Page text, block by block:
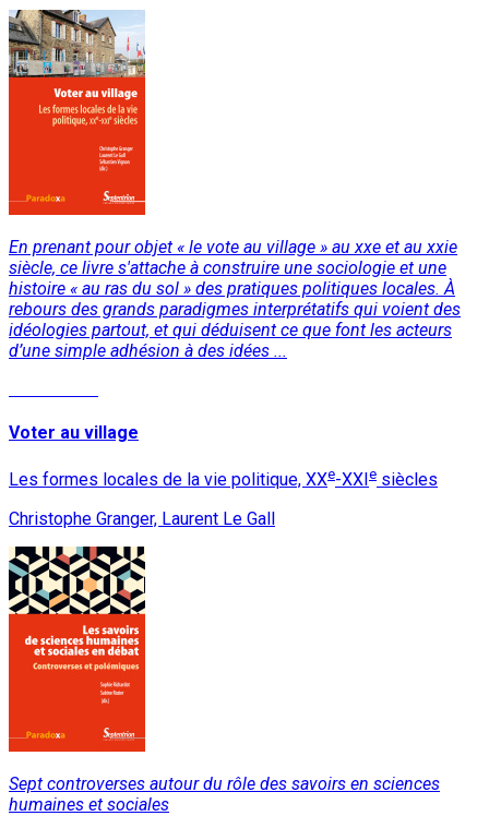
En prenant pour objet « le vote au village » au xxe et au xxie
siècle, ce livre s'attache à construire une sociologie et une
histoire « au ras du sol » des pratiques politiques locales. À
rebours des grands paradigmes interprétatifs qui voient des
idéologies partout, et qui déduisent ce que font les acteurs
d’une simple adhésion à des idées ...
Voter au village
Les formes locales de la vie politique, XXe-XXI e siècles
Christophe Granger, Laurent Le Gall
Sept controverses autour du rôle des savoirs en sciences
humaines et sociales